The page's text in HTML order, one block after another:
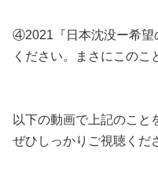
④2021『日本沈没ー希望
ください。まさにこのこ
以下の動画で上記のこと
ぜひしっかりご視聴くだ